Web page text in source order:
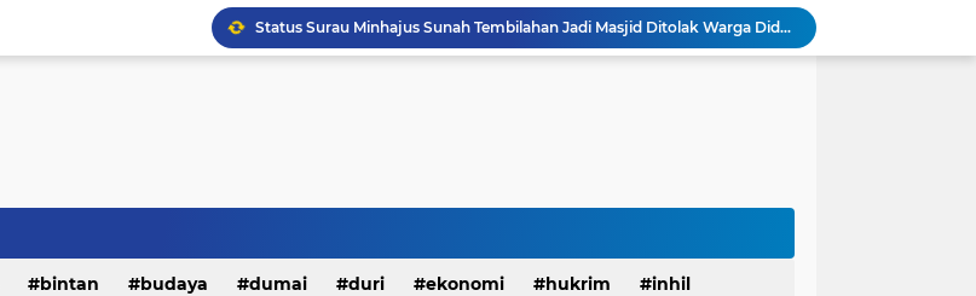
Monyet Liar Lukai Warga Tembilahan, Sepekan Terakhir 10 Warga Jadi Korban
Sinergi Polri dan Petani, Polsek Kawasan Pelabuhan Tembilahan Tinjau Tanaman Jagung di Pekan Arba
Update! Pasca 1 Ekor Monyet Liar Ditembak Mati, 2 Orang Kembali Jadi Korban
bintan budaya dumai duri ekonomi hukrim inhil